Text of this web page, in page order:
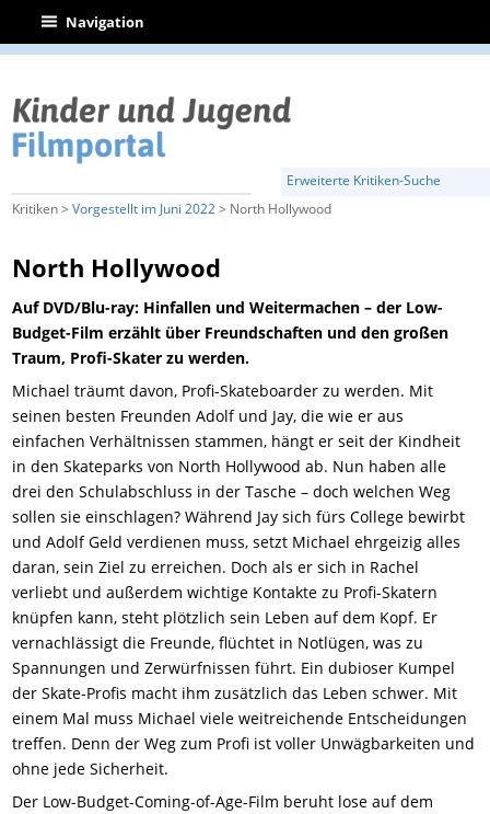
| Navigation
Erweiterte Kritiken-Suche
Kritiken >Vorgestellt im Juni 2022> North Hollywood
North Hollywood
Auf DVD/Blu-ray: Hinfallen und Weitermachen – der Low-
Budget-Film erzählt über Freundschaften und den großen
Traum, Profi-Skater zu werden.
Michael träumt davon, Profi-Skateboarder zu werden. Mit
seinen besten Freunden Adolf und Jay, die wie er aus
einfachen Verhältnissen stammen, hängt er seit der Kindheit
in den Skateparks von North Hollywood ab. Nun haben alle
drei den Schulabschluss in der Tasche – doch welchen Weg
sollen sie einschlagen? Während Jay sich fürs College bewirbt
und Adolf Geld verdienen muss, setzt Michael ehrgeizig alles
daran, sein Ziel zu erreichen. Doch als er sich in Rachel
verliebt und außerdem wichtige Kontakte zu Profi-Skatern
knüpfen kann, steht plötzlich sein Leben auf dem Kopf. Er
vernachlässigt die Freunde, flüchtet in Notlügen, was zu
Spannungen und Zerwürfnissen führt. Ein dubioser Kumpel
der Skate-Profis macht ihm zusätzlich das Leben schwer. Mit
einem Mal muss Michael viele weitreichende Entscheidungen
treffen. Denn der Weg zum Profi ist voller Unwägbarkeiten und
ohne jede Sicherheit.
Der Low-Budget-Coming-of-Age-Film beruht lose auf dem